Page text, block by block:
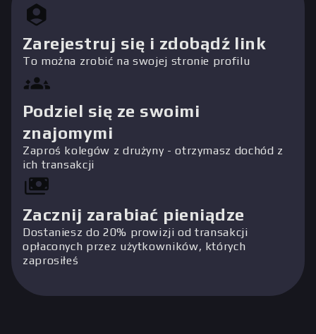
Zarejestruj się i zdobądź link
To można zrobić na swojej stronie profilu
Podziel się ze swoimi
znajomymi
Zaproś kolegów z drużyny - otrzymasz dochód z
ich transakcji
Zacznij zarabiać pieniądze
Dostaniesz do 20% prowizji od transakcji
opłaconych przez użytkowników, których
zaprosiłeś